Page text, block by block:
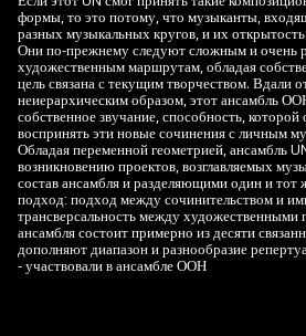
формы, то это потому, что музыканты,
разных музыкальных кругов, и их
Они по-прежнему следуют сложным и очень
художественным маршрутам, обладая
цель связана с текущим творчеством. Вдали
неиерархическим образом, этот ансамбль
собственное звучание, способность,
воспринять эти новые сочинения с личным
Обладая переменной геометрией, ансамбль
возникновению проектов, возглавляемых
состав ансамбля и разделяющими один и тот
подход: подход между сочинительством и
трансверсальность между художественными
ансамбля состоит примерно из десяти
дополняют диапазон и разнообразие
- участвовали в ансамбле ООН